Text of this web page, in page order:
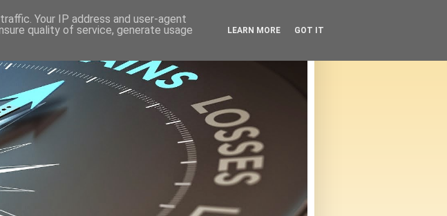
Your IP address and user-agent
quality of service, generate usage
LEARN MORE GOT IT